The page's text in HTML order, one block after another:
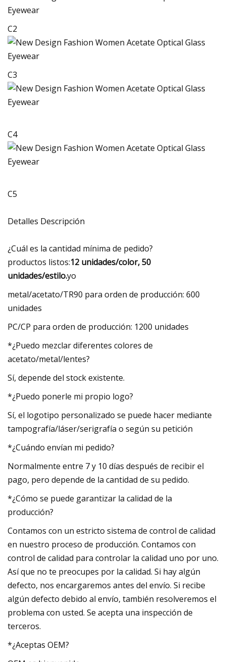
C2
C3
C4
C5
Detalles Descripción
¿Cuál es la cantidad mínima de pedido?
productos listos:12 unidades/color, 50
unidades/estilo.yo
metal/acetato/TR90 para orden de producción: 600
unidades
PC/CP para orden de producción: 1200 unidades
*¿Puedo mezclar diferentes colores de
acetato/metal/lentes?
Sí, depende del stock existente.
*¿Puedo ponerle mi propio logo?
Sí, el logotipo personalizado se puede hacer mediante
tampografía/láser/serigrafía o según su petición
*¿Cuándo envían mi pedido?
Normalmente entre 7 y 10 días después de recibir el
pago, pero depende de la cantidad de su pedido.
*¿Cómo se puede garantizar la calidad de la
producción?
Contamos con un estricto sistema de control de calidad
en nuestro proceso de producción. Contamos con
control de calidad para controlar la calidad uno por uno.
Así que no te preocupes por la calidad. Si hay algún
defecto, nos encargaremos antes del envío. Si recibe
algún defecto debido al envío, también resolveremos el
problema con usted. Se acepta una inspección de
terceros.
*¿Aceptas OEM?